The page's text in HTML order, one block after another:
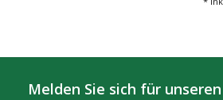
Melden Sie sich für